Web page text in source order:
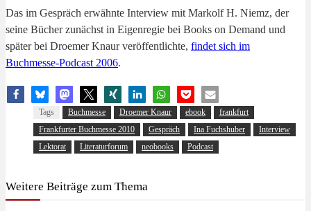
Das im Gespräch erwähnte Interview mit Markolf H. Niemz, der
seine Bücher zunächst in Eigenregie bei Books on Demand und
später bei Droemer Knaur veröffentlichte, findet sich im
Buchmesse-Podcast 2006.
Tags Buchmesse Droemer Knaur ebook
frankfurt
Frankfurter Buchmesse 2010
Gespräch Ina Fuchshuber
Interview
Lektorat
Literaturforum neobooks Podcast
Weitere Beiträge zum Thema